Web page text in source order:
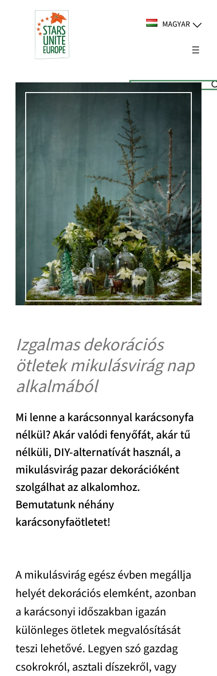
tartalomhoz
MAGYAR
Suchen
Izgalmas dekorációs
ötletek mikulásvirág nap
alkalmából
Mi lenne a karácsonnyal karácsonyfa
nélkül? Akár valódi fenyőfát, akár tű
nélküli, DIY-alternatívát használ, a
mikulásvirág pazar dekorációként
szolgálhat az alkalomhoz.
Bemutatunk néhány
karácsonyfaötletet!
A mikulásvirág egész évben megállja
helyét dekorációs elemként, azonban
a karácsonyi időszakban igazán
különleges ötletek megvalósítását
teszi lehetővé. Legyen szó gazdag
csokrokról, asztali díszekről, vagy